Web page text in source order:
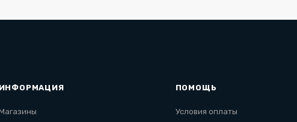
ИНФОРМАЦИЯ ПОМОЩЬ
Условия оплаты